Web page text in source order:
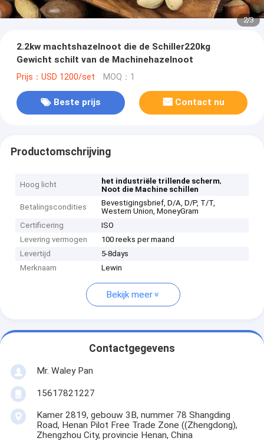
2/3
2.2kw machtshazelnoot die de Schiller220kg
Gewicht schilt van de Machinehazelnoot
Prijs：USD 1200/set MOQ：1
Beste prijs Contact nu
Productomschrijving
Hoog licht het industriële trillende scherm,
Noot die Machine schillen
Betalingscondities
Bevestigingsbrief, D/A, D/P, T/T,
Western Union, MoneyGram
Certificering
ISO
Levering vermogen
100 reeks per maand
Levertijd
5-8days
Merknaam
Lewin
Bekijk meer
Contactgegevens
Mr. Waley Pan
15617821227
Kamer 2819, gebouw 3B, nummer 78 Shangding
Road, Henan Pilot Free Trade Zone ((Zhengdong),
Zhengzhou City, provincie Henan, China